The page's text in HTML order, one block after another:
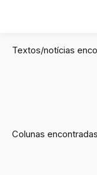
Textos/notícias
Colunas encontradas